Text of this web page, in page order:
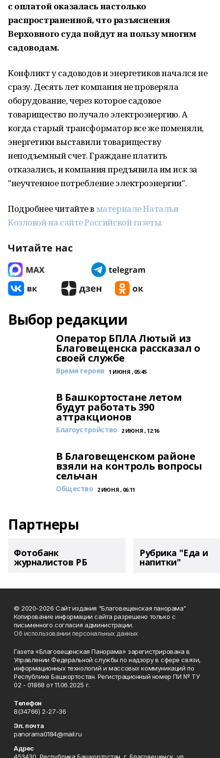
с оплатой оказалась настолько
распространенной, что разъяснения
Верховного суда пойдут на пользу многим
садоводам.
Конфликт у садоводов и энергетиков начался не
сразу. Десять лет компания не проверяла
оборудование, через которое садовое
товарищество получало электроэнергию. А
когда старый трансформатор все же поменяли,
энергетики выставили товариществу
неподъемный счет. Граждане платить
отказались, и компания предъявила им иск за
"неучтенное потребление электроэнергии".
Подробнее читайте вматериале Натальи
Козловой на сайте Российской газеты.
Читайте нас
Выбор редакции
Оператор БПЛА Лютый из
Благовещенска рассказал о
своей службе
Время героев 1 ИЮНЯ , 05:45
В Башкортостане летом
будут работать 390
аттракционов
Благоустройство 2 ИЮНЯ , 12:16
В Благовещенском районе
взяли на контроль вопросы
сельчан
Общество 2 ИЮНЯ , 06:11
Партнеры
Фотобанк
журналистов РБ
Рубрика "Еда и
напитки"
© 2020-2026 Сайт издания "Благовещенская панорама"
Копирование информации сайта разрешено только с
письменного согласия администрации.
Об использовании персональных данных
Газета «Благовещенская Панорама» зарегистрирована в
Управлении Федеральной службы по надзору в сфере связи,
информационных технологий и массовых коммуникаций по
Республике Башкортостан. Регистрационный номер ПИ № ТУ
02 - 01868 от 11.06.2025 г.
Телефон
8(34766) 2-27-36
Эл. почта
panorama0184@mail.ru
Адрес